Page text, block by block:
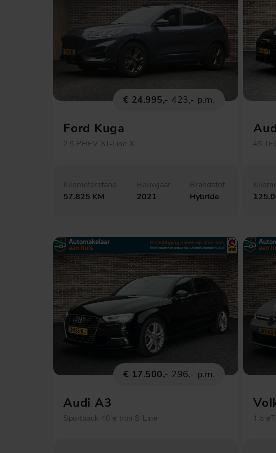
€ 24.995,- 423,- p.m.
Ford Kuga
2.5 PHEV ST-Line X
Kilometerstand
57.825 KM
Bouwjaar
2021
Brandstof
Hybride
45
€ 17.500,- 296,- p.m.
Audi A3
Sportback 40 e-tron S-Line 1.5